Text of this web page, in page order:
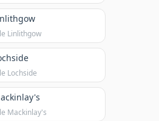
Linlithgow
Lochside
Mackinlay's